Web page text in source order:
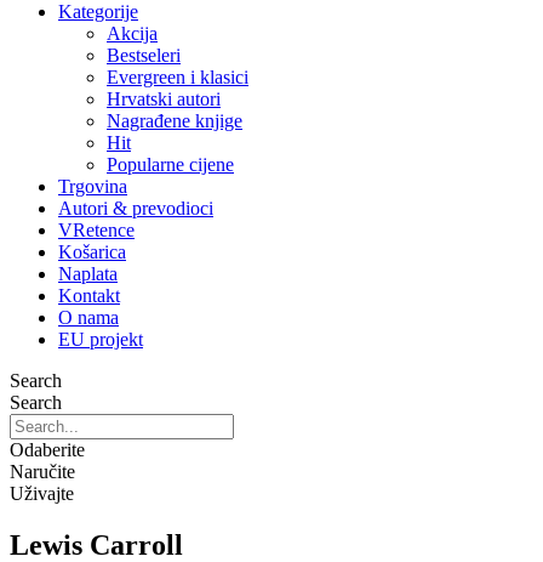
Kategorije
Akcija
Bestseleri
Evergreen i klasici
Hrvatski autori
Nagrađene knjige
Hit
Popularne cijene
Trgovina
Autori & prevodioci
VRetence
Košarica
Naplata
Kontakt
O nama
EU projekt
Search
Search
Odaberite
Naručite
Uživajte
Lewis Carroll